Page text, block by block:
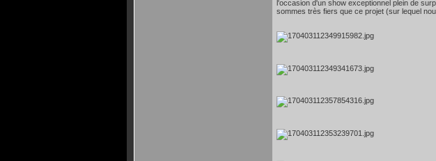
l'occasion d'un show exceptionnel plein de
sommes très fiers que ce projet (sur lequel